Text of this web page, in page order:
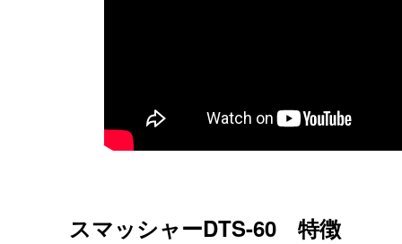
スマッシャーDTS-60 特徴